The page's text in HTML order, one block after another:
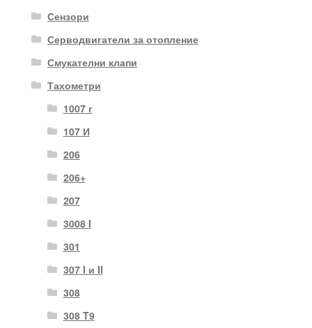
Сензори
Серводвигатели за отопление
Смукателни клапи
Тахометри
1007 г
107 И
206
206+
207
3008 I
301
307 I и II
308
308 T9